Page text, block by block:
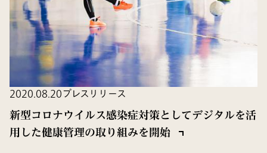
2020.08.20プレスリリース
新型コロナウイルス感染症対策としてデジタルを活
用した健康管理の取り組みを開始